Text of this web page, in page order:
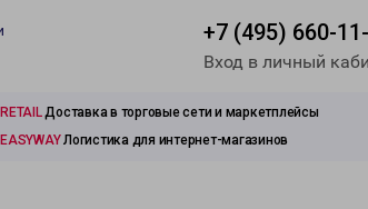
+7 (495) 660-
Вход в личный
RETAILДоставка в торговые сети и маркетплейсы
EASYWAYЛогистика для интернет-магазинов